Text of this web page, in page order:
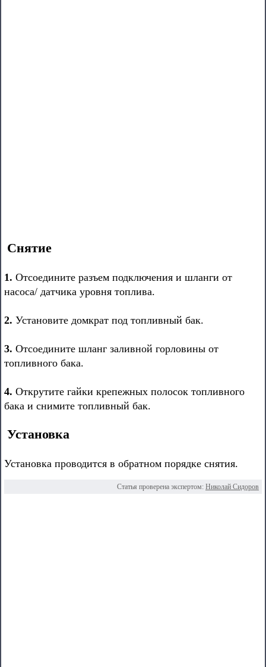
Снятие
1. Отсоедините разъем подключения и шланги от
насоса/ датчика уровня топлива.
2. Установите домкрат под топливный бак.
3. Отсоедините шланг заливной горловины от
топливного бака.
4. Открутите гайки крепежных полосок топливного
бака и снимите топливный бак.
Установка
Установка проводится в обратном порядке снятия.
Статья проверена экспертом: Николай Сидоров